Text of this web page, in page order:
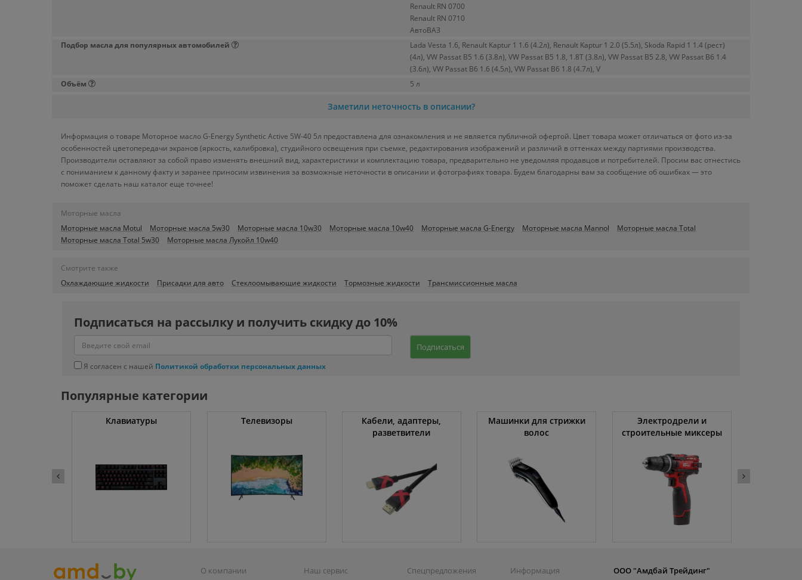
Renault RN 0700
Renault RN 0710
АвтоВАЗ
Подбор масла для популярных автомобилей
Lada Vesta 1.6, Renault Kaptur 1 1.6 (4.2л), Renault Kaptur 1 2.0 (5.5л), Skoda Rapid 1 1.4 (рест)
(4л), VW Passat B5 1.6 (3.8л), VW Passat B5 1.8, 1.8T (3.8л), VW Passat B5 2.8, VW Passat B6 1.4
(3.6л), VW Passat B6 1.6 (4.5л), VW Passat B6 1.8 (4.7л), V
Объём
5 л
Заметили неточность в описании?
Информация о товаре Моторное масло G-Energy Synthetic Active 5W-40 5л предоставлена для ознакомления и не является публичной офертой. Цвет товара может отличаться от фото из-за
особенностей цветопередачи экранов (яркость, калибровка), студийного освещения при съемке, редактирования изображений и различий в оттенках между партиями производства.
Производители оставляют за собой право изменять внешний вид, характеристики и комплектацию товара, предварительно не уведомляя продавцов и потребителей. Просим вас отнестись
с пониманием к данному факту и заранее приносим извинения за возможные неточности в описании и фотографиях товара. Будем благодарны вам за сообщение об ошибках — это
поможет сделать наш каталог еще точнее!
Моторные масла
Моторные масла Motul
Моторные масла 5w30 Моторные масла 10w30 Моторные масла 10w40 Моторные масла G-Energy Моторные масла Mannol
Моторные масла Total
Моторные масла Total 5w30
Моторные масла Лукойл 10w40
Смотрите также
Охлаждающие жидкости
Присадки для авто Стеклоомывающие жидкости Тормозные жидкости Трансмиссионные масла
Подписаться на рассылку и получить скидку до 10%
Подписаться
Я согласен с нашей Политикой обработки персональных данных
Популярные категории
Клавиатуры Телевизоры
Кабели, адаптеры,
разветвители
Машинки для стрижки
волос
Электродрели и
строительные миксеры
О компании
Наш сервис
Спецпредложения
Информация
ООО "Амдбай Трейдинг"